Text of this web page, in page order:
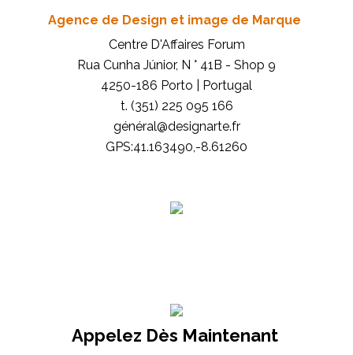
Agence de Design et image de Marque
Centre D'Affaires Forum
Rua Cunha Júnior, N ° 41B - Shop 9
4250-186 Porto | Portugal
t. (351) 225 095 166
général@designarte.fr
GPS:41.163490,-8.61260
Appelez Dès Maintenant